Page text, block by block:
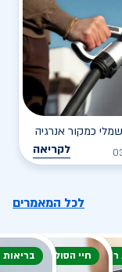
כמקור אנרגיה
לקריאה
לכל המאמרים
רכב חשמליחיי הסוללה